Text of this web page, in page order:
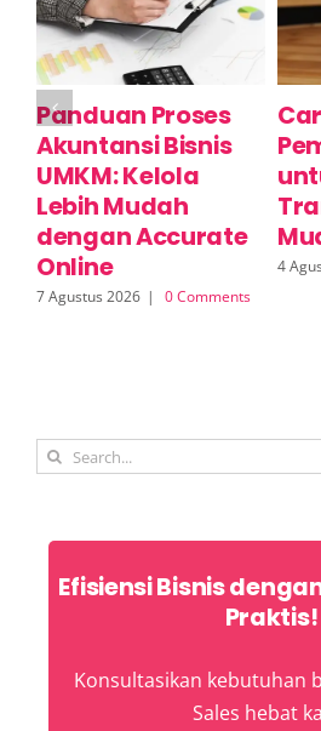
Panduan Proses
Akuntansi Bisnis
UMKM: Kelola
Lebih Mudah
dengan Accurate
Online
7 Agustus 2026 | 0 Comments
4
Search
Efisiensi Bisnis
Praktis!
Konsultasikan kebutuhan
Sales hebat